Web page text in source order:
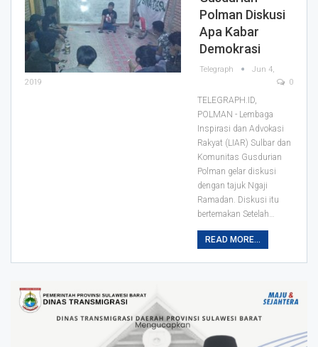
Polman Diskusi
Apa Kabar
Demokrasi
Telegraph
Jun 4,
2019
0
TELEGRAPH.ID,
POLMAN - Lembaga
Inspirasi dan Advokasi
Rakyat (LIAR) Sulbar dan
Komunitas Gusdurian
Polman gelar diskusi
dengan tajuk Ngaji
Ramadan. Diskusi itu
bertemakan Setelah…
READ MORE...